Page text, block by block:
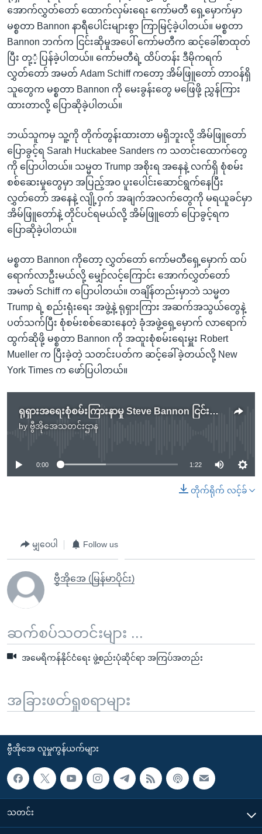
အောက်လွှတ်တော် ထောက်လှမ်းရေး ကော်မတီ ရှေ့မှောက်မှာ
မစ္စတာ Bannon နာရီပေါင်းများစွာ ကြာမြင့်ခဲ့ပါတယ်။ မစ္စတာ
Bannon ဘက်က ငြင်းဆိုမှုအပေါ် ကော်မတီက ဆင့်ခေါ်စာထုတ်
ပြီး တု့ံ့ပြန်ခဲ့ပါတယ်။ ကော်မတီရဲ့ ထိပ်တန်း ဒီမိုကရက်
လွှတ်တော် အမတ် Adam Schiff ကတော့ အိမ်ဖြူတော် တာဝန်ရှိ
သူတွေက မစ္စတာ Bannon ကို မေးခွန်းတွေ မဖြေဖို့ ညွှန်ကြား
ထားတာလို့ ပြောဆိုခဲ့ပါတယ်။
ဘယ်သူကမှ သူ့ကို တိုက်တွန်းထားတာ မရှိဘူးလို့ အိမ်ဖြူတော်
ပြောခွင့်ရ Sarah Huckabee Sanders က သတင်းထောက်တွေ
ကို ပြောပါတယ်။ သမ္မတ Trump အစိုးရ အနေနဲ့ လက်ရှိ စုံစမ်း
စစ်ဆေးမှုတွေမှာ အပြည့်အ၀ ပူးပေါင်းဆောင်ရွက်နေပြီး
လွှတ်တော် အနေနဲ့ လျို့ဝှက် အချက်အလက်တွေကို မရယူခင်မှာ
အိမ်ဖြူတော်နဲ့ တိုင်ပင်ရမယ်လို့ အိမ်ဖြူတော် ပြောခွင့်ရက
ပြောဆိုခဲ့ပါတယ်။
မစ္စတာ Bannon ကိုတော့ လွှတ်တော် ကော်မတီရှေ့မှောက် ထပ်
ရောက်လာဦးမယ်လို့ မျှော်လင့်ကြောင်း အောက်လွှတ်တော်
အမတ် Schiff က ပြောပါတယ်။ တချိန်တည်းမှာဘဲ သမ္မတ
Trump ရဲ့ စည်းရုံးရေး အဖွဲ့နဲ့ ရုရှားကြား အဆက်အသွယ်တွေနဲ့
ပတ်သက်ပြီး စုံစမ်းစစ်ဆေးနေတဲ့ ခုံအဖွဲ့ရှေ့မှောက် လာရောက်
ထွက်ဆိုဖို့ မစ္စတာ Bannon ကို အထူးစုံစမ်းရေးမှူး Robert
Mueller က ပြီးခဲ့တဲ့ သတင်းပတ်က ဆင့်ခေါ်ခဲ့တယ်လို့ New
York Times က ဖော်ပြပါတယ်။
ရုရှားအရေးစုံစမ်းကြားနာမှု Steve Bannon ငြင်းဆန်
by ဗွီအိုအေသတင်းဌာန
No media source currently available
0:00 1:22
တိုက်ရိုက် လင့်ခ်
မျှဝေပါ Follow us
ဗွီအိုအေ (မြန်မာပိုင်း)
ဆက်စပ်သတင်းများ ...
အမေရိကန်နိုင်ငံရေး ဖွဲ့စည်းပုံဆိုင်ရာ အကြပ်အတည်း
အခြားဖတ်ရှုစရာများ
ဗွီအိုအေ လူမှုကွန်ယက်များ
သတင်း